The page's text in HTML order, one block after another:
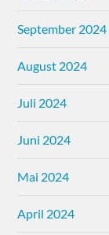
September 2024
August 2024
Juli 2024
Juni 2024
Mai 2024
April 2024